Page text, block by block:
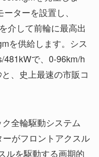
ターを設置し、
介して前輪に最高出
を供給します。シス
481kWで、0-96km/h
、史上最速の市販コ
全輪駆動システム
ーがフロントアクスル
ルを駆動する画期的